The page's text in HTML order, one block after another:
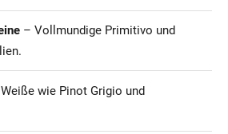
– Vollmundige Primitivo und
wie Pinot Grigio und